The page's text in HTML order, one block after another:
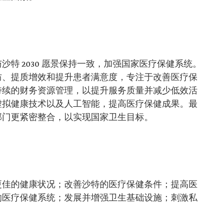
特 2030 愿景保持一致，加强国家医疗保健系统
提质增效和提升患者满意度，专注于改善医疗保
的财务资源管理，以提升服务质量并减少低效活
健康技术以及人工智能，提高医疗保健成果。最
更紧密整合，以实现国家卫生目标。
的健康状况；改善沙特的医疗保健条件；提高医
疗保健系统；发展并增强卫生基础设施；刺激私